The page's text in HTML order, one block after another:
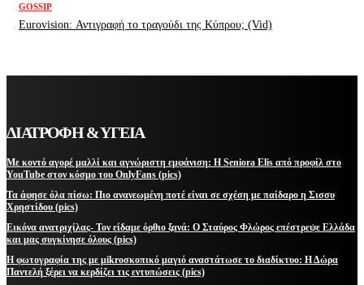
GOSSIP
Eurovision: Αντιγραφή το τραγούδι της Κύπρου; (Vid)
ΔΙΑΤΡΟΦΗ & ΥΓΕΙΑ
Με κοντό αγορέ μαλλί και αγνώριστη εμφάνιση: Η Seniora Elis από προφίλ στο
YouTube στον κόσμο του OnlyFans (pics)
Τα άφησε όλα πίσω: Πιο ανανεωμένη ποτέ είναι σε σχέση με παίδαρο η Σισσυ
Χρηστίδου (pics)
Εικόνα ανατριχίλας- Τον είδαμε όρθιο ξανά: Ο Σταύρος Φλώρος επέστρεψε Ελλάδα
και μας συγκίνησε όλους (pics)
Η φωτογραφία της με μikroσκοπικό μαγιό αναστάτωσε το διαδίκτυο: Η Δώρα
Παντελή ξέρει να κερδίζει τις εντυπώσεις (pics)